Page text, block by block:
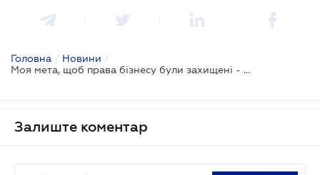
Головна / Новини /
Моя мета, щоб права бізнесу були захищені - Олексій Гончарук
Залиште коментар